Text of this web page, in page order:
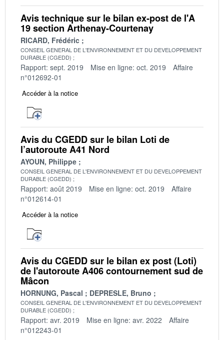
Avis technique sur le bilan ex-post de l'A
19 section Arthenay-Courtenay
RICARD, Frédéric
CONSEIL GENERAL DE L'ENVIRONNEMENT ET DU DEVELOPPEMENT
DURABLE (CGEDD)
Rapport: sept. 2019 Mise en ligne: oct. 2019
Affaire
n°012692-01
Accéder à la notice
Avis du CGEDD sur le bilan Loti de
l’autoroute A41 Nord
AYOUN, Philippe
CONSEIL GENERAL DE L'ENVIRONNEMENT ET DU DEVELOPPEMENT
DURABLE (CGEDD)
Rapport: août 2019 Mise en ligne: oct. 2019
Affaire
n°012614-01
Accéder à la notice
Avis du CGEDD sur le bilan ex post (Loti)
de l'autoroute A406 contournement sud de
Mâcon
HORNUNG, Pascal DEPRESLE, Bruno
CONSEIL GENERAL DE L'ENVIRONNEMENT ET DU DEVELOPPEMENT
DURABLE (CGEDD)
Rapport: avr. 2019 Mise en ligne: avr. 2022
Affaire
n°012243-01